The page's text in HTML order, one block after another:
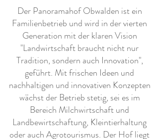
Der Panoramahof Obwalden ist ein
Familienbetrieb und wird in der vierten
Generation mit der klaren Vision
"Landwirtschaft braucht nicht nur
Tradition, sondern auch Innovation",
geführt. Mit frischen Ideen und
nachhaltigen und innovativen Konzepten
wächst der Betrieb stetig, sei es im
Bereich Milchwirtschaft und
Landbewirtschaftung, Kleintierhaltung
oder auch Agrotourismus. Der Hof liegt